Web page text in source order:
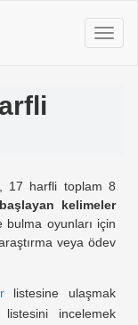
17 harfli toplam 8
kelimeler
oyunları için
veya ödev
listesine ulaşmak
incelemek